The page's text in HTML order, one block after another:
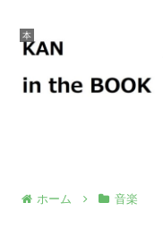
本
ホーム 音楽